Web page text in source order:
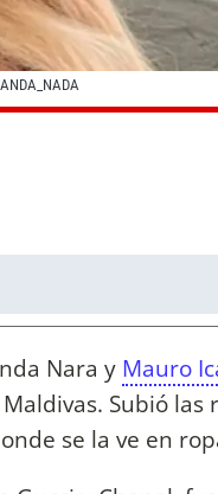
Nara y Mauro
Subió las
se la ve en